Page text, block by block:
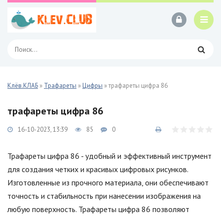
Клёв.КЛАБ » Трафареты »Цифры » трафареты цифра 86
трафареты цифра 86
16-10-2023, 13:39 85 0
Трафареты цифра 86 - удобный и эффективный инструмент
для создания четких и красивых цифровых рисунков.
Изготовленные из прочного материала, они обеспечивают
точность и стабильность при нанесении изображения на
любую поверхность. Трафареты цифра 86 позволяют